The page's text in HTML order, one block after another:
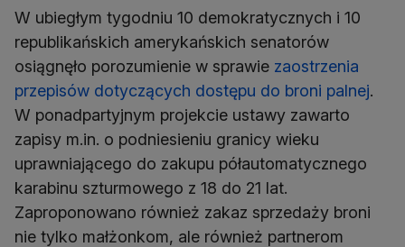
W ubiegłym tygodniu 10 demokratycznych i 10
republikańskich amerykańskich senatorów
osiągnęło porozumienie w sprawie zaostrzenia
przepisów dotyczących dostępu do broni palnej.
W ponadpartyjnym projekcie ustawy zawarto
zapisy m.in. o podniesieniu granicy wieku
uprawniającego do zakupu półautomatycznego
karabinu szturmowego z 18 do 21 lat.
Zaproponowano również zakaz sprzedaży broni
nie tylko małżonkom, ale również partnerom